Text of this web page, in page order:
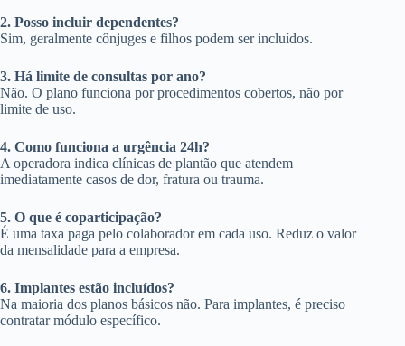
2. Posso incluir dependentes?
Sim, geralmente cônjuges e filhos podem ser incluídos.
3. Há limite de consultas por ano?
Não. O plano funciona por procedimentos cobertos, não por
limite de uso.
4. Como funciona a urgência 24h?
A operadora indica clínicas de plantão que atendem
imediatamente casos de dor, fratura ou trauma.
5. O que é coparticipação?
É uma taxa paga pelo colaborador em cada uso. Reduz o valor
da mensalidade para a empresa.
6. Implantes estão incluídos?
Na maioria dos planos básicos não. Para implantes, é preciso
contratar módulo específico.